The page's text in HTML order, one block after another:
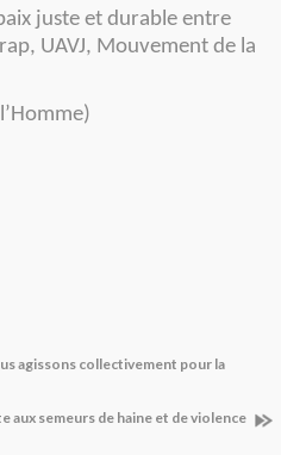
juste et durable entre
UAVJ, Mouvement de la
agissons collectivement pour la
aux semeurs de haine et de violence